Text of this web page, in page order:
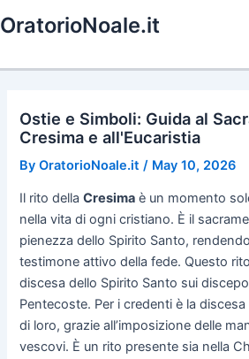
to
OratorioNoale.it
Ostie e Simboli: Guida al
Cresima e all'Eucaristia
ByOratorioNoale.it / May 10, 2026
Il rito dellaCresima è un momento
nella vita di ogni cristiano. È il
pienezza dello Spirito Santo,
testimone attivo della fede. Questo
discesa dello Spirito Santo sui
Pentecoste. Per i credenti è la
di loro, grazie all’imposizione delle
vescovi. È un rito presente sia nella